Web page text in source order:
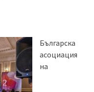
Българска
асоциация
на